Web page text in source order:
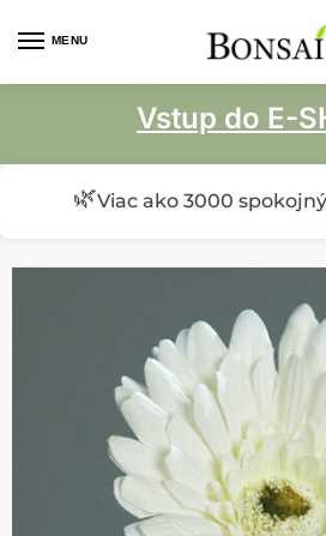
MENU
Vstup do E-
🌿Viac ako 3000